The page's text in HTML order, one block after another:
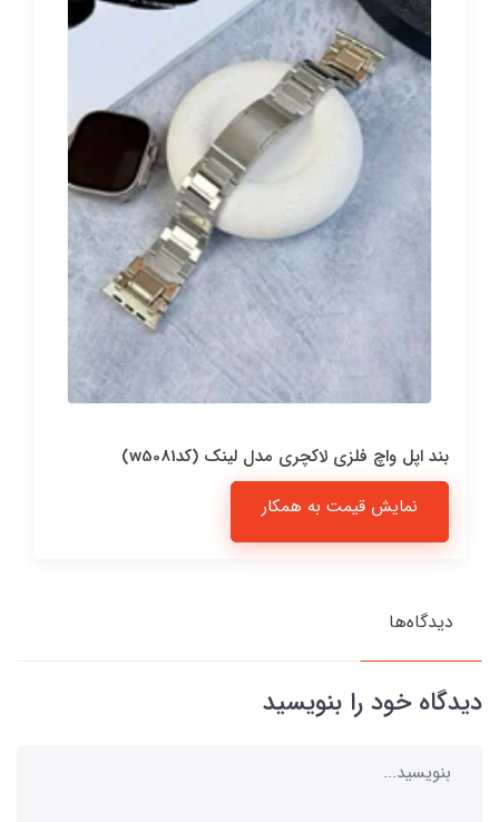
بند اپل واچ فلزی لاکچری مدل لینک (کدw5081)
نمایش قیمت به همکار
دیدگاه‌ها
دیدگاه خود را بنویسید